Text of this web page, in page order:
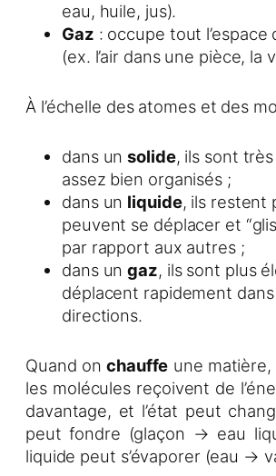
eau, huile, jus).
Gaz : occupe tout l’espace
(ex. l’air dans une pièce, la
À l’échelle des atomes et des
dans unsolide, ils sont
assez bien organisés ;
dans un liquide, ils restent
peuvent se déplacer et
par rapport aux autres ;
dans ungaz, ils sont plus
déplacent rapidement
directions.
Quand onchauffe une
les molécules reçoivent de
davantage, et l’état peut
peut fondre (glaçon → eau
liquide peut s’évaporer (eau →